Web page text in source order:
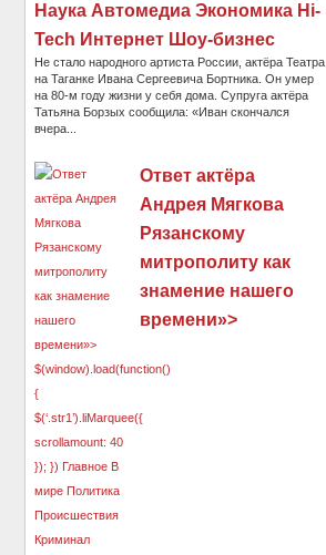
Наука Автомедиа Экономика Hi-
Tech Интернет Шоу-бизнес
Не стало народного артиста России, актёра Театра
на Таганке Ивана Сергеевича Бортника. Он умер
на 80-м году жизни у себя дома. Супруга актёра
Татьяна Борзых сообщила: «Иван скончался
вчера...
Ответ актёра
Андрея Мягкова
Рязанскому
митрополиту как
знамение нашего
времени»>